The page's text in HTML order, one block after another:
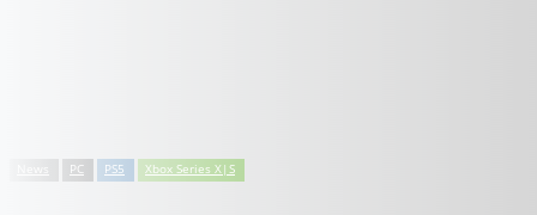
PC PS5 Xbox Series X|S